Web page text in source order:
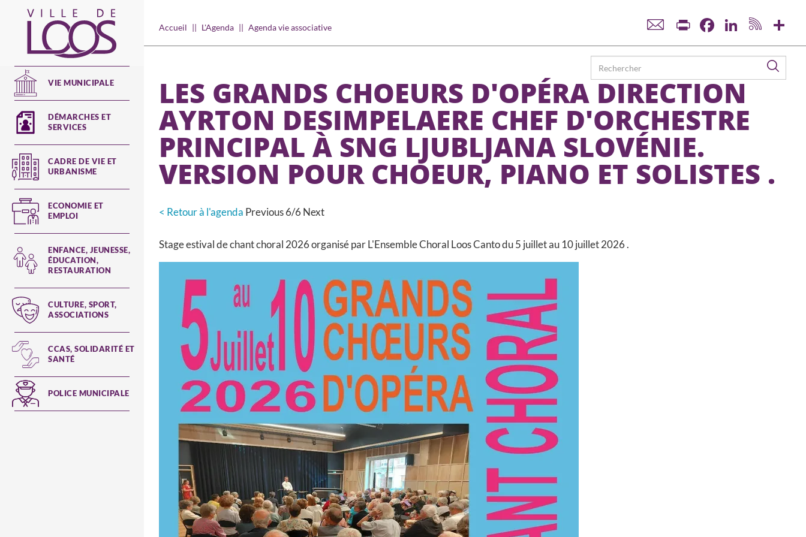
principal
Main
navigation
VIE MUNICIPALE
DÉMARCHES ET
SERVICES
CADRE DE VIE ET
URBANISME
ECONOMIE ET
EMPLOI
ENFANCE, JEUNESSE,
ÉDUCATION,
RESTAURATION
CULTURE, SPORT,
ASSOCIATIONS
CCAS, SOLIDARITÉ ET
SANTÉ
POLICE MUNICIPALE
Accueil L'Agenda Agenda vie associative Print FacebookLinkedIn
LES GRANDS CHOEURS D'OPÉRA DIRECTION
AYRTON DESIMPELAERE CHEF D'ORCHESTRE
PRINCIPAL À SNG LJUBLJANA SLOVÉNIE.
VERSION POUR CHOEUR, PIANO ET SOLISTES .
< Retour à l'agenda Previous6/6 Next
Stage estival de chant choral 2026 organisé par L'Ensemble Choral Loos Canto du 5 juillet au 10 juillet 2026 .